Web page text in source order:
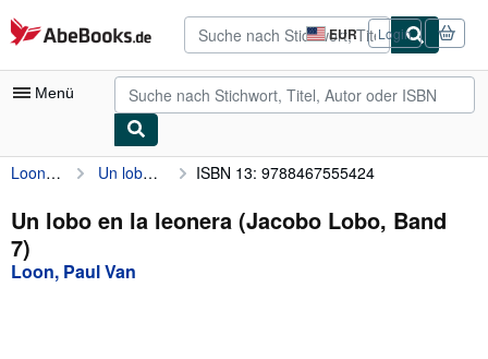
Zum Hauptinhalt
AbeBooks.de EUR
Seite
der
Einkaufseinstellungen.
Login
Menü
Nutzerkonto
Meine Bestellungen
Detailsuche
Loon, Paul Van Un lobo en la leonera (Jacobo Lobo, Band 7) ISBN 13: 9788467555424
Un lobo en la leonera (Jacobo Lobo, Band
7)
Loon, Paul Van